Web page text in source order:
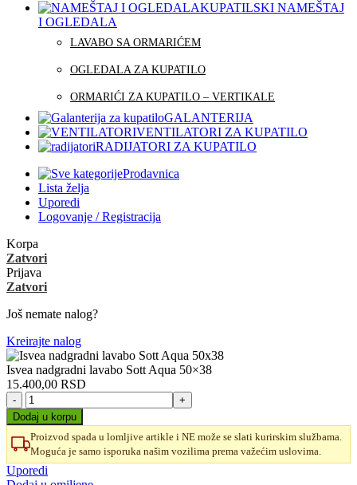
KUPATILSKI NAMEŠTAJ
I OGLEDALA
LAVABO SA ORMARIĆEM
OGLEDALA ZA KUPATILO
ORMARIĆI ZA KUPATILO – VERTIKALE
GALANTERIJA
VENTILATORI ZA KUPATILO
RADIJATORI ZA KUPATILO
Prodavnica
Lista želja
Uporedi
Logovanje / Registracija
Korpa
Zatvori
Prijava
Zatvori
Još nemate nalog?
Kreirajte nalog
Isvea nadgradni lavabo Sott Aqua 50×38
15.400,00 RSD
Isvea
nadgradni
lavabo
Sott
Aqua
50x38
Dodaj u korpu
Proizvod spada u lomljive artikle i NE može se slati kurirskim službama.
Moguća je samo isporuka našim vozilima prema važećim uslovima.
Uporedi